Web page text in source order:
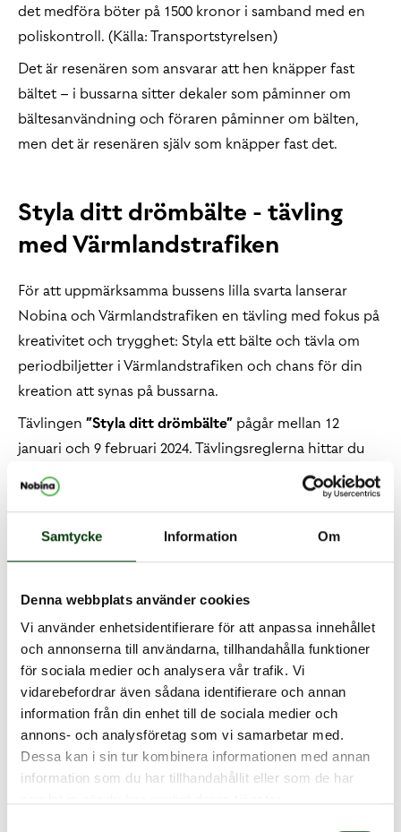
Samtycke Information Om
Denna webbplats använder cookies
Vi använder enhetsidentifierare för att anpassa innehållet
och annonserna till användarna, tillhandahålla funktioner
för sociala medier och analysera vår trafik. Vi
vidarebefordrar även sådana identifierare och annan
information från din enhet till de sociala medier och
annons- och analysföretag som vi samarbetar med.
Dessa kan i sin tur kombinera informationen med annan
information som du har tillhandahållit eller som de har
det medföra böter på 1500 kronor i samband med en
poliskontroll. (Källa: Transportstyrelsen)
Det är resenären som ansvarar att hen knäpper fast
bältet – i bussarna sitter dekaler som påminner om
bältesanvändning och föraren påminner om bälten,
men det är resenären själv som knäpper fast det.
Styla ditt drömbälte - tävling
med Värmlandstrafiken
För att uppmärksamma bussens lilla svarta lanserar
Nobina och Värmlandstrafiken en tävling med fokus på
kreativitet och trygghet: Styla ett bälte och tävla om
periodbiljetter i Värmlandstrafiken och chans för din
kreation att synas på bussarna.
Tävlingen ”Styla ditt drömbälte” pågår mellan 12
januari och 9 februari 2024. Tävlingsreglerna hittar du
här bredvid.
Värmlandstrafiken.
STYLA DITT DRÖMBÄLTE -